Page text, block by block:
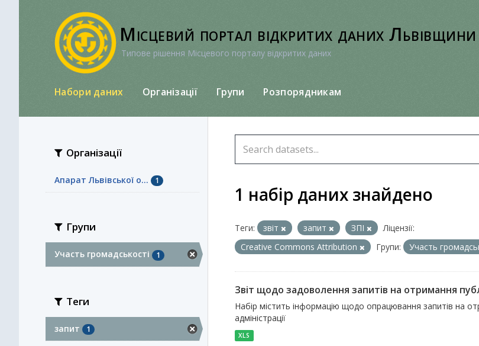
Місцевий портал відкритих даних Львівщини
Типове рішення Місцевого порталу відкритих даних
Набори даних Організації Групи Розпорядникам
Організації
Апарат Львівської о... 1
Групи
Участь громадськості 1
Теги
запит 1
1 набір даних знайдено
Теги: звіт запит ЗПІ
Ліцензії:
Creative Commons Attribution
Групи: Участь
Звіт щодо задоволення запитів на отримання
Набір містить інформацію щодо опрацювання запитів на
адміністрації
XLS